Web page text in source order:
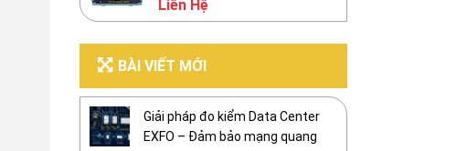
Liên Hệ
BÀI VIẾT MỚI
Giải pháp đo kiểm Data Center
EXFO – Đảm bảo mạng quang